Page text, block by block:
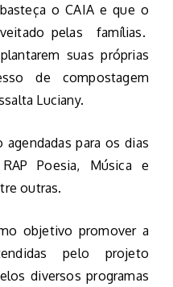
o CAIA e que o
pelas famílias.
suas próprias
de compostagem
Luciany.
para os dias
Poesia, Música e
outras.
objetivo promover a
pelo projeto
diversos programas